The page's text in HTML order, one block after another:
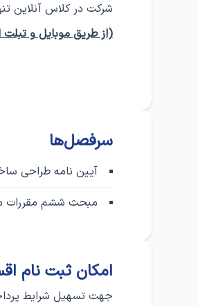
شرکت در کلاس‌ آنلاین
(از طریق موبایل و
سرفصل‌ها
آیین نامه طراحی ساختمان‌ها
مبحث ششم مقررات
امکان ثبت‌ نام
جهت تسهیل شرایط